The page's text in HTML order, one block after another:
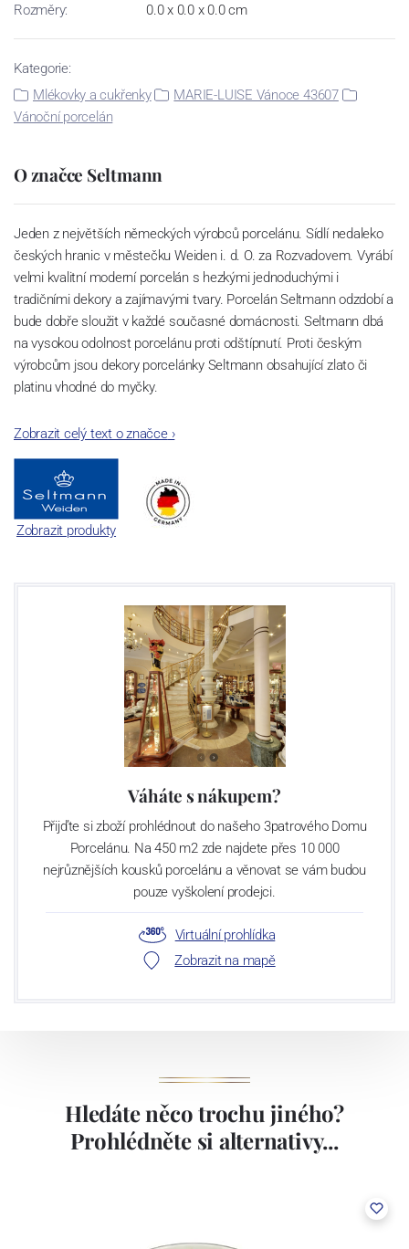
Rozměry: 0.0 x 0.0 x 0.0 cm
Kategorie:
Mlékovky a cukřenky
MARIE-LUISE Vánoce 43607
Vánoční porcelán
O značce Seltmann
Jeden z největších německých výrobců porcelánu. Sídlí nedaleko
českých hranic v městečku Weiden i. d. O. za Rozvadovem. Vyrábí
velmi kvalitní moderní porcelán s hezkými jednoduchými i
tradičními dekory a zajímavými tvary. Porcelán Seltmann odzdobí a
bude dobře sloužit v každé současné domácnosti. Seltmann dbá
na vysokou odolnost porcelánu proti odštípnutí. Proti českým
výrobcům jsou dekory porcelánky Seltmann obsahující zlato či
platinu vhodné do myčky.
Zobrazit celý text o značce›
Zobrazit produkty
Váháte s nákupem?
Přijďte si zboží prohlédnout do našeho 3patrového Domu
Porcelánu. Na 450 m2 zde najdete přes 10 000
nejrůznějších kousků porcelánu a věnovat se vám budou
pouze vyškolení prodejci.
Virtuální prohlídka
Zobrazit na mapě
Hledáte něco trochu jiného?
Prohlédněte si alternativy...